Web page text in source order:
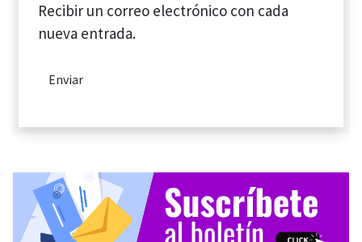
Recibir un correo electrónico con cada
nueva entrada.